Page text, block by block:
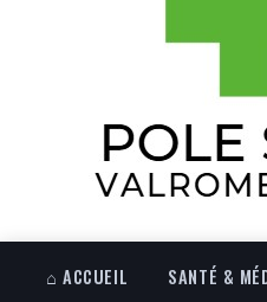
⌂ ACCUEIL
SANTÉ &